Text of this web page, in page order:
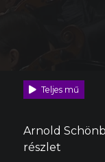
Teljes mű
Arnold
részlet